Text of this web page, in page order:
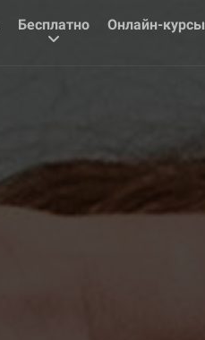
Бесплатно Онлайн-курсы